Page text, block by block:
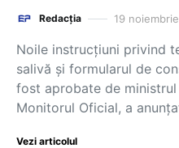
Redacția 19
Noile instrucțiuni privind
salivă și formularul de
fost aprobate de
Monitorul Oficial, a
Vezi articolul